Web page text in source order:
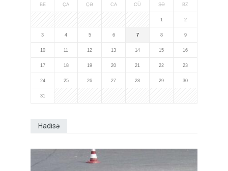
BE ÇA ÇƏ CA CÜ ŞƏ BZ
1 2
3 4 5 6 7 8 9
10 11 12 13 14 15 16
17 18 19 20 21 22 23
24 25 26 27 28 29 30
31
Hadisə